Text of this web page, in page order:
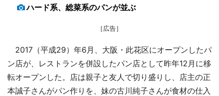
ハード系、総菜系のパンが並ぶ
［広告］
2017（平成29）年6月、大阪・此花区にオープンしたパ
ン店が、レストランを併設したパン店として昨年12月に移
転オープンした。店は親子と友人で切り盛りし、店主の正
本誠子さんがパン作りを、妹の古川純子さんが食材の仕入